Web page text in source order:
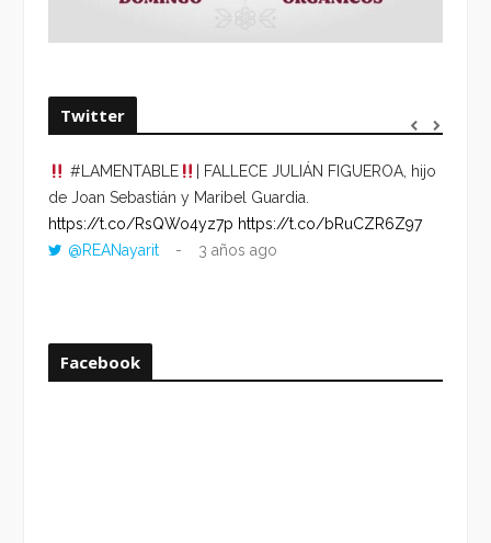
Twitter
#LAMENTABLE
| FALLECE JULIÁN FIGUEROA, hijo
de Joan Sebastián y Maribel Guardia.
https://t.co/RsQWo4yz7p https://t.co/bRuCZR6Z97
@REANayarit
3 años ago
Facebook